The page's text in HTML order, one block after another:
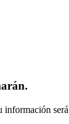
información